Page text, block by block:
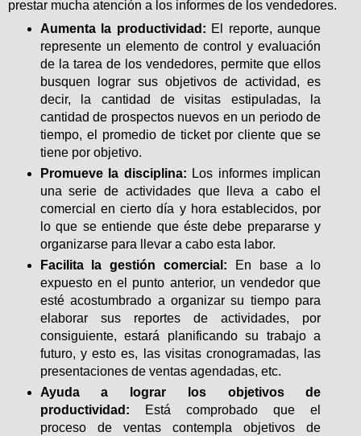
prestar mucha atención a los informes de los vendedores.
Aumenta la productividad: El reporte, aunque
represente un elemento de control y evaluación
de la tarea de los vendedores, permite que ellos
busquen lograr sus objetivos de actividad, es
decir, la cantidad de visitas estipuladas, la
cantidad de prospectos nuevos en un periodo de
tiempo, el promedio de ticket por cliente que se
tiene por objetivo.
Promueve la disciplina: Los informes implican
una serie de actividades que lleva a cabo el
comercial en cierto día y hora establecidos, por
lo que se entiende que éste debe prepararse y
organizarse para llevar a cabo esta labor.
Facilita la gestión comercial: En base a lo
expuesto en el punto anterior, un vendedor que
esté acostumbrado a organizar su tiempo para
elaborar sus reportes de actividades, por
consiguiente, estará planificando su trabajo a
futuro, y esto es, las visitas cronogramadas, las
presentaciones de ventas agendadas, etc.
Ayuda a lograr los objetivos de
productividad: Está comprobado que el
proceso de ventas contempla objetivos de